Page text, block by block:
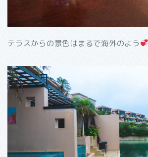
テラスからの景色はまるで海外のよう